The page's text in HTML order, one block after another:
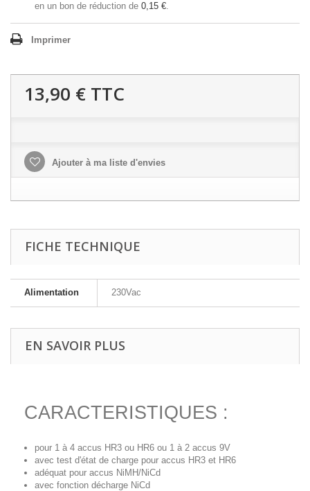
en un bon de réduction de 0,15 €.
Imprimer
13,90 € TTC
Ajouter à ma liste d'envies
FICHE TECHNIQUE
Alimentation 230Vac
EN SAVOIR PLUS
CARACTERISTIQUES :
pour 1 à 4 accus HR3 ou HR6 ou 1 à 2 accus 9V
avec test d'état de charge pour accus HR3 et HR6
adéquat pour accus NiMH/NiCd
avec fonction décharge NiCd